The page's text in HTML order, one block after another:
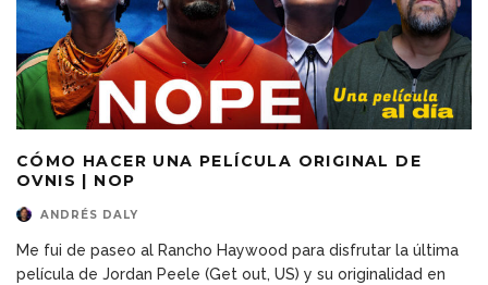
CÓMO HACER UNA PELÍCULA ORIGINAL DE
OVNIS | NOP
ANDRÉS DALY
Me fui de paseo al Rancho Haywood para disfrutar la última
película de Jordan Peele (Get out, US) y su originalidad en